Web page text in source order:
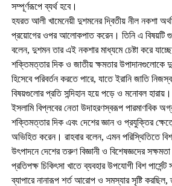
সম্পূর্ণরূপে ব্যর্থ হবে।
হযরত আলী খামেনেয়ী দুশমনের দ্বিতীয় নীল নকশা
প্রয়োগের ওপর আলোকপাত করেন। তিনি এ বিষয়টি
বলেন, দুশমন তার এই নকশার মাধ্যমে চেষ্টা করে
শক্তিমত্তার দিক ও জাতীয় ক্ষমতার উপাদানগুলোকে
হিসেবে পরিবর্তন করতে পারে, যাতে ইরানি জাতি
বিষয়গুলোর প্রতি সন্দিহান হয়ে পড়ে ও মনোবল হারায়।
ইসলামি বিপ্লবের নেতা উদাহরণস্বরূপ পারমাণবিক
শক্তিমত্তার দিক এবং দেশের জ্ঞান ও প্রযুক্তির
অভিহিত করেন। রাহবার বলেন, এমন পরিস্থিতিতে বিশ
উৎপাদনে দেশের তরুণ বিজ্ঞানী ও বিশেষজ্ঞদের
প্রতিপক্ষ চিকিৎসা খাতে ব্যবহার উপযোগী বিশ
ব্যাপারে নানারূপ শর্ত আরোপ ও সমস্যার সৃষ্টি করছিল,